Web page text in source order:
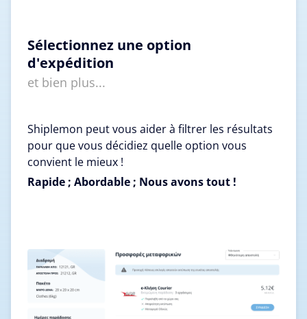
Sélectionnez une option
d'expédition
et bien plus...
Shiplemon peut vous aider à filtrer les résultats
pour que vous décidiez quelle option vous
convient le mieux !
Rapide ; Abordable ; Nous avons tout !